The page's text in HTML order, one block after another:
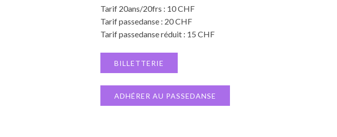
Tarif 20ans/20frs : 10 CHF
Tarif passedanse : 20 CHF
Tarif passedanse réduit : 15 CHF
BILLETTERIE
ADHÉRER AU PASSEDANSE